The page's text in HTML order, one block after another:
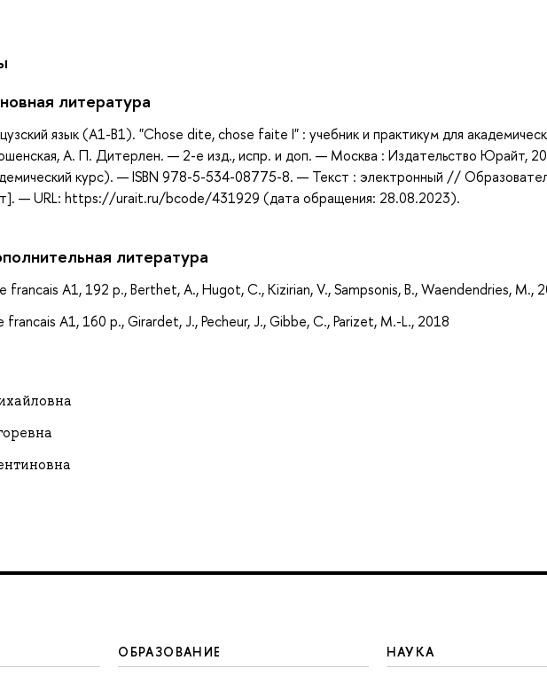
литература
язык (A1-B1). "Chose dite, chose faite I" : учебник и практикум для
А. П. Дитерлен. — 2-е изд., испр. и доп. — Москва : Издательство Юрайт,
курс). — ISBN 978-5-534-08775-8. — Текст : электронный //
— URL: https://urait.ru/bcode/431929 (дата обращения: 28.08.2023).
литература
A1, 192 p., Berthet, A., Hugot, C., Kizirian, V., Sampsonis, B., Waendendries, M.,
A1, 160 p., Girardet, J., Pecheur, J., Gibbe, C., Parizet, M.-L., 2018
ОБРАЗОВАНИЕ
НАУКА